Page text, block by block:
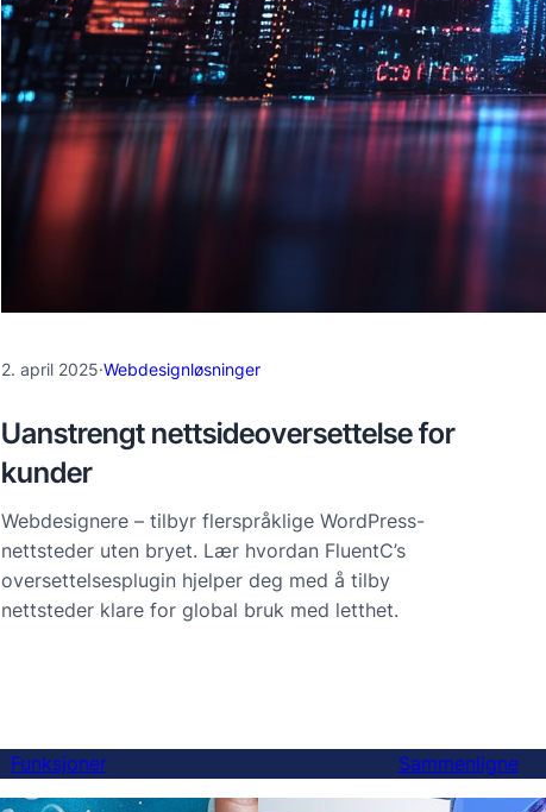
2. april 2025·Webdesignløsninger
Uanstrengt nettsideoversettelse for
kunder
Webdesignere – tilbyr flerspråklige WordPress-
nettsteder uten bryet. Lær hvordan FluentC’s
oversettelsesplugin hjelper deg med å tilby
nettsteder klare for global bruk med letthet.
Funksjoner Sammenligne